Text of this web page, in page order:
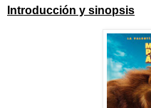
Introducción y sinopsis